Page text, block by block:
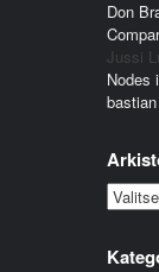
Don
Jussi
Nodes
Arkistot